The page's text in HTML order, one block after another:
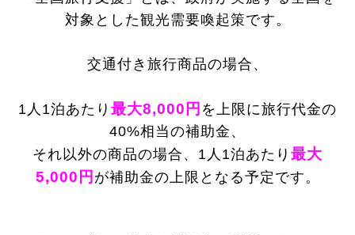
対象とした観光需要喚起策です。
交通付き旅行商品の場合、
1人1泊あたり 最大8,000円 を上限に旅行代金の
40%相当の補助金、
それ以外の商品の場合、1人1泊あたり 最大
5,000円 が補助金の上限となる予定です。